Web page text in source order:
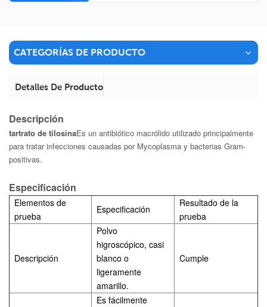
CATEGORÍAS DE PRODUCTO
Detalles De Producto
Descripción
tartrato de tilosinaEs un antibiótico macrólido utilizado principalmente
para tratar infecciones causadas por Mycoplasma y bacterias Gram-
positivas.
Especificación
Elementos de
prueba
Especificación
Resultado de la
prueba
Descripción
Polvo
higroscópico, casi
blanco o
ligeramente
amarillo.
Cumple
Es fácilmente